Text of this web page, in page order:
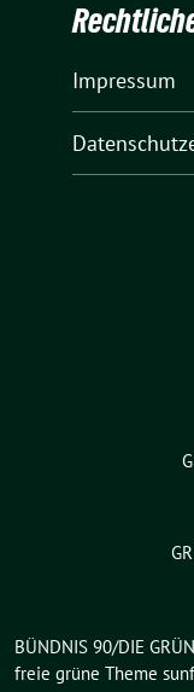
Impressum
BÜNDNIS 90/DIE
freie grüne Theme